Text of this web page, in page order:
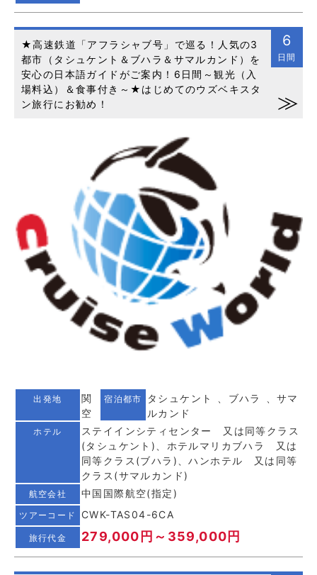
6
日間
★高速鉄道「アフラシャブ号」で巡る！人気の3
都市（タシュケント＆ブハラ＆サマルカンド）を
安心の日本語ガイドがご案内！6日間～観光（入
場料込）＆食事付き～★はじめてのウズベキスタ
ン旅行にお勧め！
出発地
関
空
宿泊都市
タシュケント 、ブハラ 、サマ
ルカンド
ホテル
ステイインシティセンター 又は同等クラス
(タシュケント)、ホテルマリカブハラ 又は
同等クラス(ブハラ)、ハンホテル 又は同等
クラス(サマルカンド)
航空会社 中国国際航空(指定)
ツアーコード CWK-TAS04-6CA
旅行代金 279,000円～359,000円